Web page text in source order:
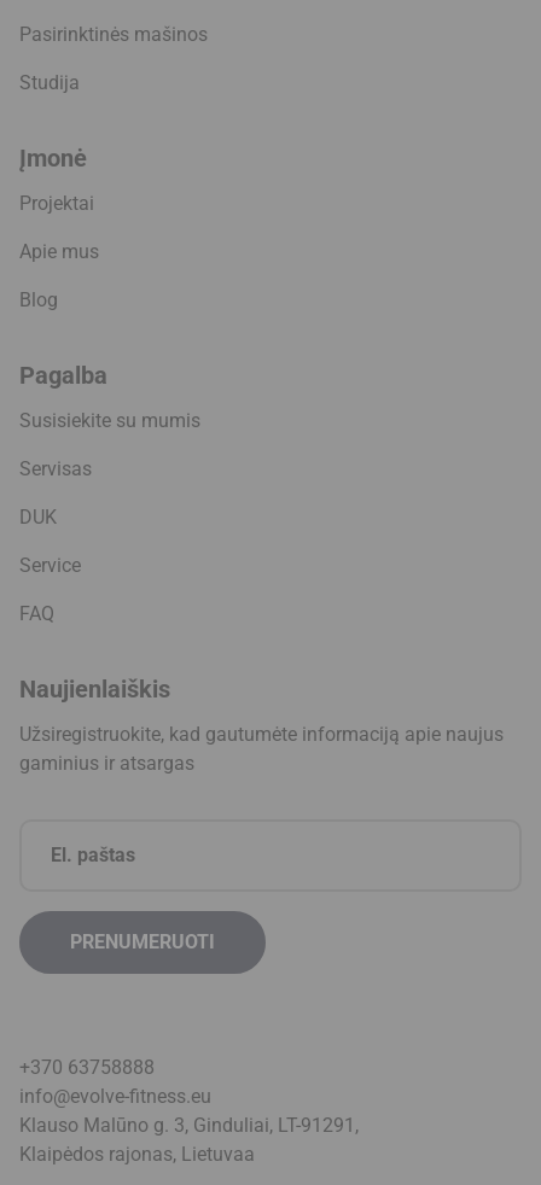
Pasirinktinės mašinos
Studija
Įmonė
Projektai
Apie mus
Blog
Pagalba
Susisiekite su mumis
Servisas
DUK
Service
FAQ
Naujienlaiškis
Užsiregistruokite, kad gautumėte informaciją apie naujus
gaminius ir atsargas
+370 63758888
info@evolve-fitness.eu
Klauso Malūno g. 3, Ginduliai, LT-91291,
Klaipėdos rajonas, Lietuvaa